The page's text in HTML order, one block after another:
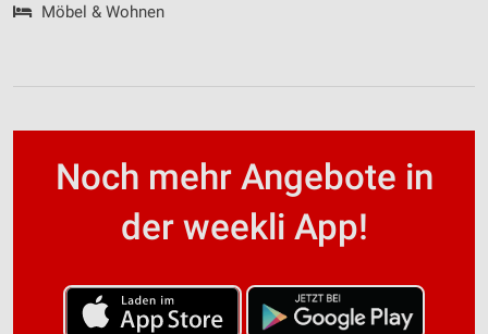
Möbel & Wohnen
Noch mehr Angebote in
der weekli App!